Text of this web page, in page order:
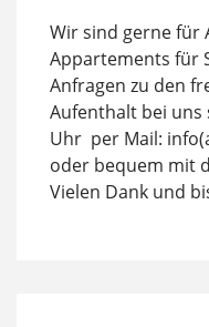
Wir sind gerne für
Appartements für
Anfragen zu den
Aufenthalt bei uns
Uhr per Mail:
oder bequem mit
Vielen Dank und